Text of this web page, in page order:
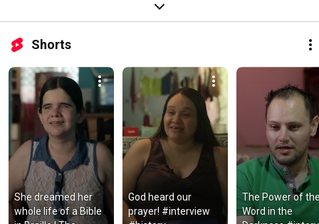
Shorts
She dreamed her
whole life of a Bible
God heard our
prayer! #interview
The Power of
Word in the